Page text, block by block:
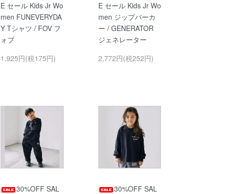
E セール Kids Jr Wo
men FUNEVERYDA
Y Tシャツ / FOV フ
ォブ
1,925円(税175円)
E セール Kids Jr Wo
men ジップパーカ
ー / GENERATOR
ジェネレーター
2,772円(税252円)
30%OFF SAL
30%OFF SAL